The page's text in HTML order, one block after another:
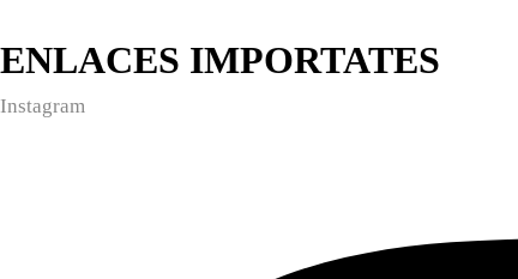
ENLACES IMPORTATES
Instagram